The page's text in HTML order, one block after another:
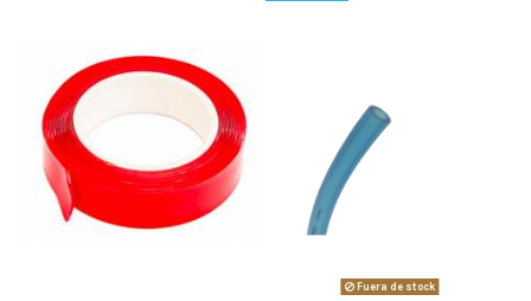
Fuera de stock